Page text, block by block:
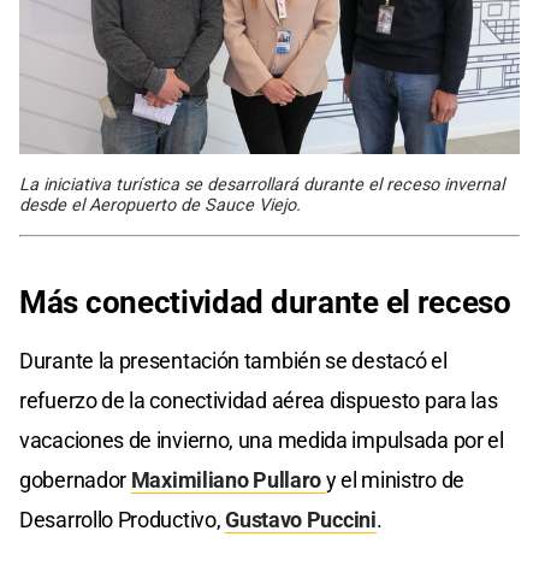
La iniciativa turística se desarrollará durante el receso invernal
desde el Aeropuerto de Sauce Viejo.
Más conectividad durante el receso
Durante la presentación también se destacó el
refuerzo de la conectividad aérea dispuesto para las
vacaciones de invierno, una medida impulsada por el
gobernador Maximiliano Pullaroy el ministro de
Desarrollo Productivo,Gustavo Puccini.